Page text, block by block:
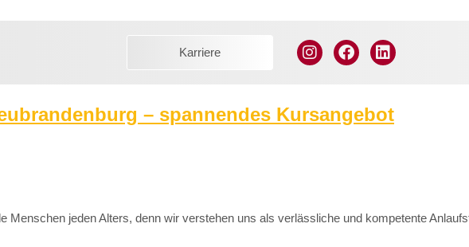
Karriere
– spannendes Kursangebot
Menschen jeden Alters, denn wir verstehen uns als verlässliche und kompetente